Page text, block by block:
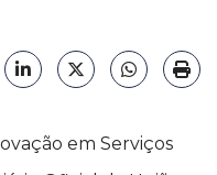
LinkedInX (formerly
em Serviços